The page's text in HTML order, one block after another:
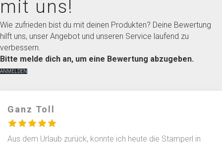
mit uns!
Wie zufrieden bist du mit deinen Produkten? Deine Bewertung
hilft uns, unser Angebot und unseren Service laufend zu
verbessern.
Bitte melde dich an, um eine Bewertung abzugeben.
ANMELDEN
Ganz Toll
Aus dem Urlaub zurück, konnte ich heute die Stamperl in